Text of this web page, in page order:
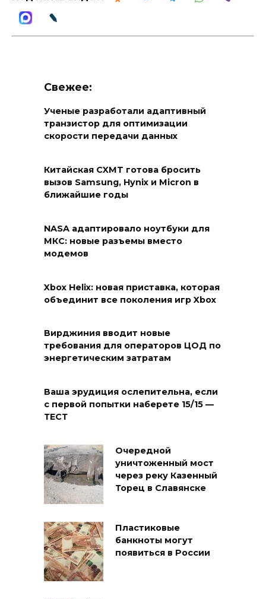
Свежее:
Ученые разработали адаптивный
транзистор для оптимизации
скорости передачи данных
Китайская CXMT готова бросить
вызов Samsung, Hynix и Micron в
ближайшие годы
NASA адаптировало ноутбуки для
МКС: новые разъемы вместо
модемов
Xbox Helix: новая приставка, которая
объединит все поколения игр Xbox
Вирджиния вводит новые
требования для операторов ЦОД по
энергетическим затратам
Ваша эрудиция ослепительна, если
с первой попытки наберете 15/15 —
ТЕСТ
Очередной
уничтоженный мост
через реку Казенный
Торец в Славянске
Пластиковые
банкноты могут
появиться в России